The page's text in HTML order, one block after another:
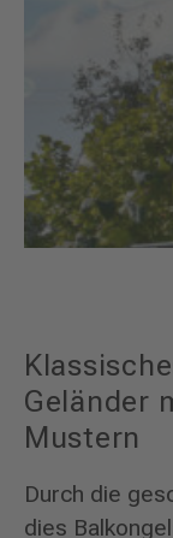
Geländer
Mustern
Durch die
dies